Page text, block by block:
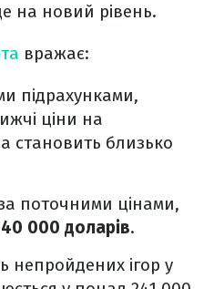
на новий рівень.
вражає:
підрахунками,
ціни на
становить близько
поточними цінами,
000 доларів.
непройдених ігор у